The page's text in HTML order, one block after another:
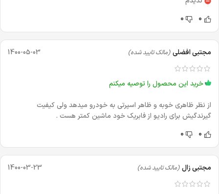
0
0
مجتبی افضلی (مالک تایید شده) 1400-05-03
خرید این محصول را توصیه میکنم
از نظر ظاهری خوبه و ظاهر اسپرتی به خودرو میدهد ولی کیفیت
گیرندگیش برای رادیو از فابریک خود ماشین کمتر هست .
0
0
مجتبی زال (مالک تایید شده) 1400-03-23